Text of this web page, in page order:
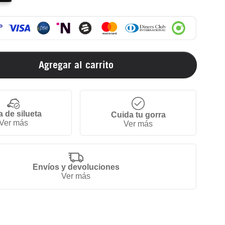
Agregar al carrito
de silueta
más
Cuida tu gorra
Ver más
Envíos y devoluciones
Ver más